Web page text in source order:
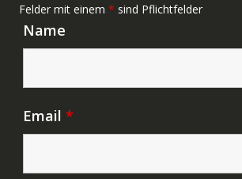
Felder mit einem * sind Pflichtfelder
Name
Email *